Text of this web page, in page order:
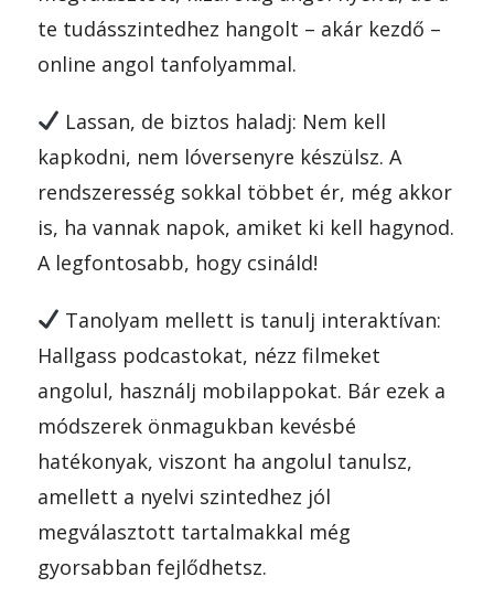
te tudásszintedhez hangolt – akár kezdő –
online angol tanfolyammal.
Lassan, de biztos haladj: Nem kell
kapkodni, nem lóversenyre készülsz. A
rendszeresség sokkal többet ér, még akkor
is, ha vannak napok, amiket ki kell hagynod.
A legfontosabb, hogy csináld!
Tanolyam mellett is tanulj interaktívan:
Hallgass podcastokat, nézz filmeket
angolul, használj mobilappokat. Bár ezek a
módszerek önmagukban kevésbé
hatékonyak, viszont ha angolul tanulsz,
amellett a nyelvi szintedhez jól
megválasztott tartalmakkal még
gyorsabban fejlődhetsz.